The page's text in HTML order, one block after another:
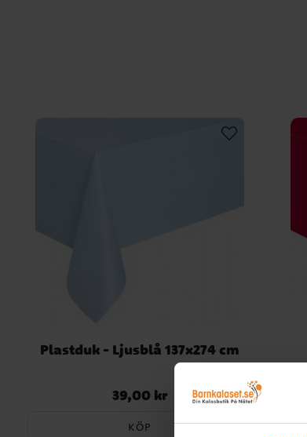
Plastduk - Ljusblå 137x274 cm
Pris:39,00 kr
39,00 kr
KÖP